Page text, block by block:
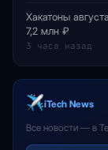
Хакатоны
7,2 млн ₽
3 часа назад
iTech News
Все новости — в